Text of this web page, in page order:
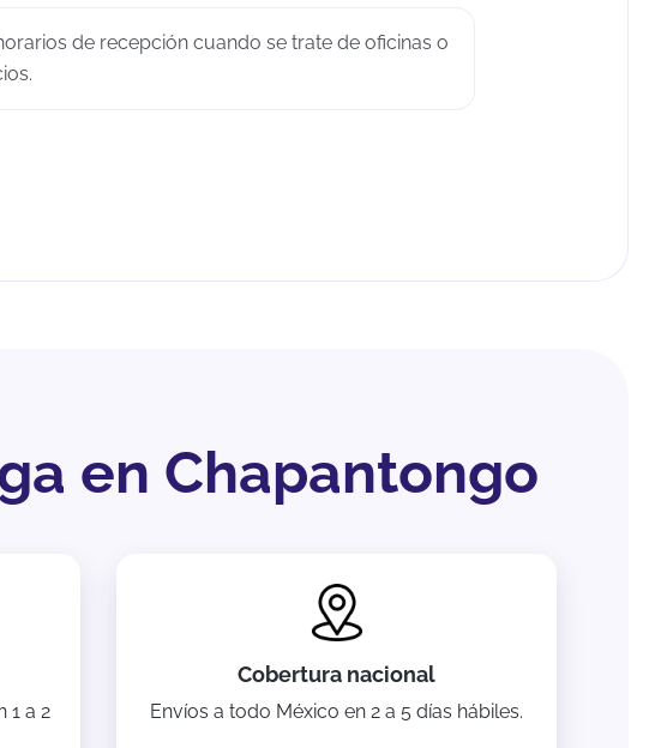
de recepción cuando se trate de oficinas o
en Chapantongo
1 a 2
Cobertura nacional
Envíos a todo México en 2 a 5 días hábiles.